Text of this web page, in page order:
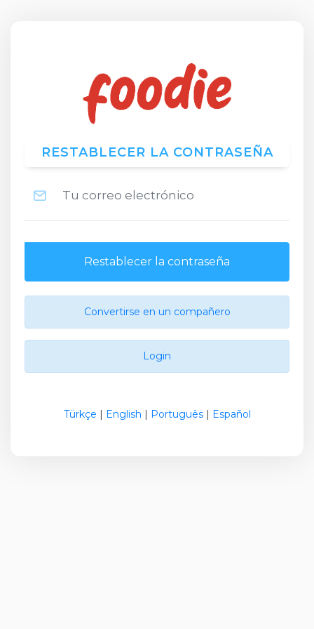
RESTABLECER LA CONTRASEÑA
Restablecer la contraseña
Convertirse en un compañero
Login
Türkçe | English | Português| Español